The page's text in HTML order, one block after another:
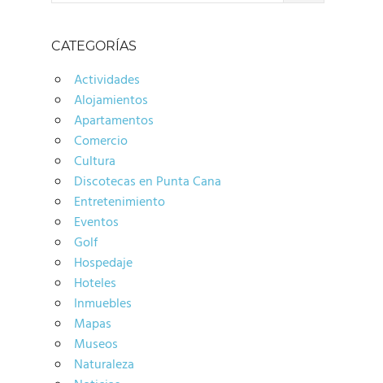
CATEGORÍAS
Actividades
Alojamientos
Apartamentos
Comercio
Cultura
Discotecas en Punta Cana
Entretenimiento
Eventos
Golf
Hospedaje
Hoteles
Inmuebles
Mapas
Museos
Naturaleza